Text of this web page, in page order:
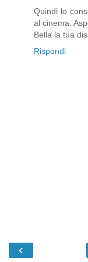
Quindi lo
al cinema.
Bella la tua
Rispondi
‹